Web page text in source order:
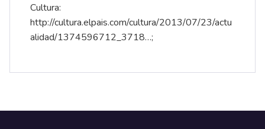
Cultura:
http://cultura.elpais.com/cultura/2013/07/23/actu
alidad/1374596712_3718…;